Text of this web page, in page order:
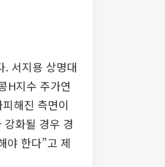
. 서지용 상명대
H지수 주가연
해진 측면이
화될 경우 경
야 한다”고 제